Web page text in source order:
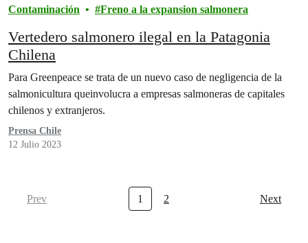
Contaminación Freno a la expansion salmonera
Vertedero salmonero ilegal en la Patagonia
Chilena
Para Greenpeace se trata de un nuevo caso de negligencia de la
salmonicultura queinvolucra a empresas salmoneras de capitales
chilenos y extranjeros.
Prensa Chile
12 Julio 2023
Prev 1 2 Next